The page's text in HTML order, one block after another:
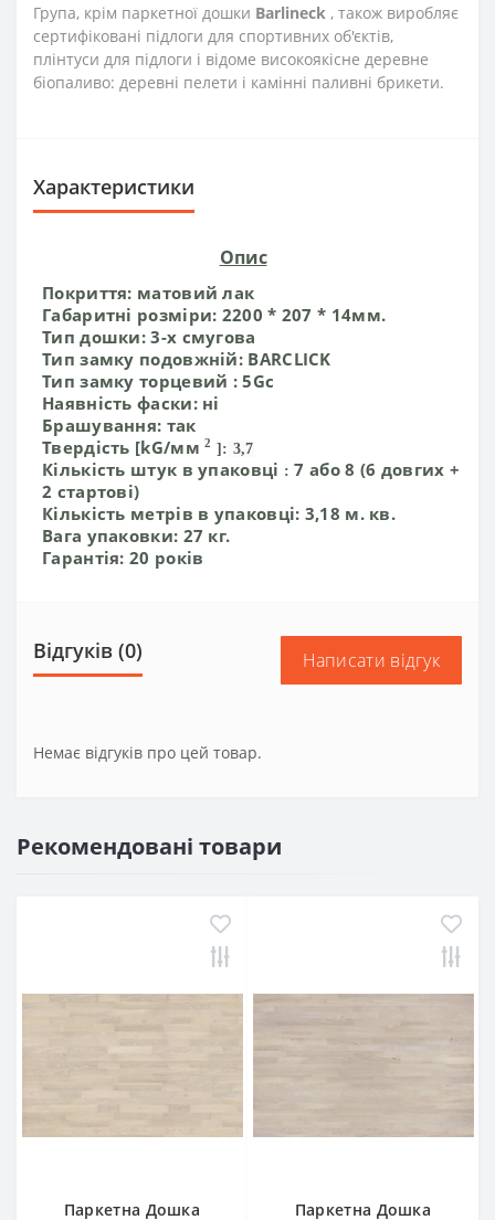
Група, крім паркетної дошки Barlineck , також виробляє
сертифіковані підлоги для спортивних об'єктів,
плінтуси для підлоги і відоме високоякісне деревне
біопаливо: деревні пелети і камінні паливні брикети.
Характеристики
Опис
Покриття: матовий лак
Габаритні розміри: 2200 * 207 * 14мм.
Тип дошки: 3-х смугова
Тип замку подовжній: BARCLICK
Тип замку торцевий : 5Gc
Наявність фаски:ні
Брашування: так
Твердість [kG/мм 2 ]: 3,7
Кількість штук в упаковці : 7 або 8 (6 довгих +
2 стартові)
Кількість метрів в упаковці: 3,18 м. кв.
Вага упаковки: 27 кг.
Гарантія: 20 років
Відгуків (0) Написати відгук
Немає відгуків про цей товар.
Рекомендовані товари
Паркетна Дошка
Паркетна Дошка